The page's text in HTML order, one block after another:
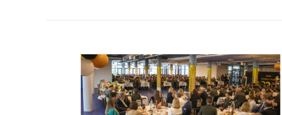
Αποφοίτησης
Σπουδαστών